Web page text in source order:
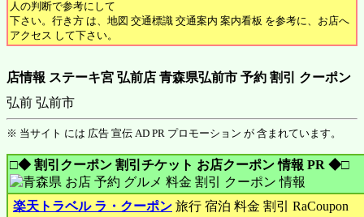
人の判断で参考にして
下さい。行き方 は、地図 交通標識 交通案内 案内看板 を参考に、お店へ
アクセス して下さい。
店情報 ステーキ宮 弘前店 青森県弘前市 予約 割引 クーポン
弘前 弘前市
※ 当サイト には 広告 宣伝 AD PR プロモーション が 含まれています。
□◆ 割引クーポン 割引チケット お店クーポン 情報 PR ◆□
楽天トラベル ラ・クーポン 旅行 宿泊 料金 割引 RaCoupon